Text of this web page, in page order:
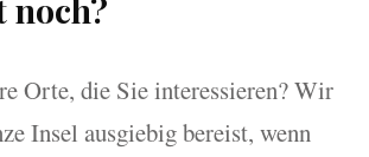
noch?
Orte, die Sie interessieren? Wir
Insel ausgiebig bereist, wenn